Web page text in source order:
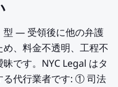
型 — 受領後に他の弁護
、料金不透明、工程不
です。NYC Legal はタ
る代行業者です: ① 司法